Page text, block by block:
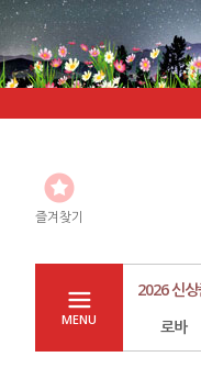
즐겨찾기
MENU
2026 신상
로바